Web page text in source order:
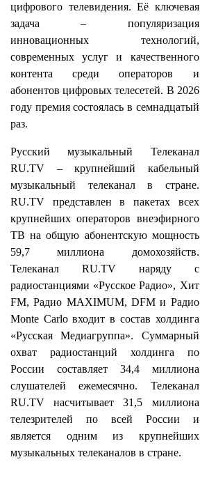
цифрового телевидения. Её ключевая
задача – популяризация
инновационных технологий,
современных услуг и качественного
контента среди операторов и
абонентов цифровых телесетей. В 2026
году премия состоялась в семнадцатый
раз.
Русский музыкальный Телеканал
RU.TV – крупнейший кабельный
музыкальный телеканал в стране.
RU.TV представлен в пакетах всех
крупнейших операторов внеэфирного
ТВ на общую абонентскую мощность
59,7 миллиона домохозяйств.
Телеканал RU.TV наряду с
радиостанциями «Русское Радио», Хит
FM, Радио MAXIMUM, DFM и Радио
Monte Carlo входит в состав холдинга
«Русская Медиагруппа». Суммарный
охват радиостанций холдинга по
России составляет 34,4 миллиона
слушателей ежемесячно. Телеканал
RU.TV насчитывает 31,5 миллиона
телезрителей по всей России и
является одним из крупнейших
музыкальных телеканалов в стране.